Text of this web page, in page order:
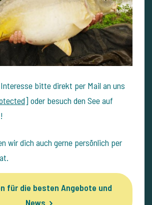
bitte direkt per Mail an uns
oder besuch den See auf
wir dich auch gerne persönlich per
für die besten Angebote und
News